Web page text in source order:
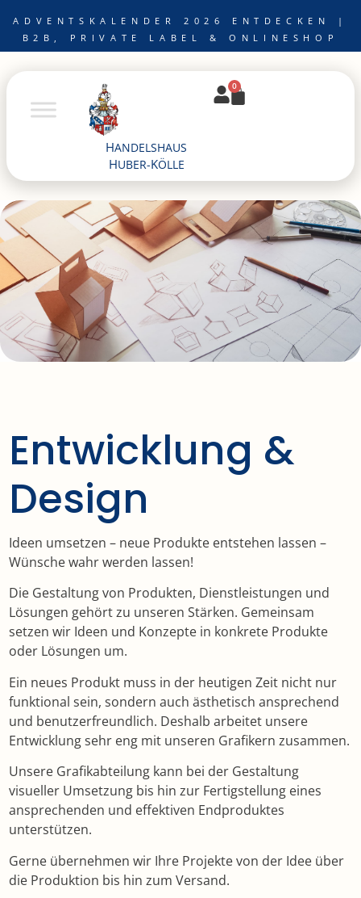
Inhalt
springen
ADVENTSKALENDER 2026 ENTDECKEN |
B2B, PRIVATE LABEL & ONLINESHOP
HANDELSHAUS
HUBER-KÖLLE
0
Warenkorb
Entwicklung &
Design
Ideen umsetzen – neue Produkte entstehen lassen –
Wünsche wahr werden lassen!
Die Gestaltung von Produkten, Dienstleistungen und
Lösungen gehört zu unseren Stärken. Gemeinsam
setzen wir Ideen und Konzepte in konkrete Produkte
oder Lösungen um.
Ein neues Produkt muss in der heutigen Zeit nicht nur
funktional sein, sondern auch ästhetisch ansprechend
und benutzerfreundlich. Deshalb arbeitet unsere
Entwicklung sehr eng mit unseren Grafikern zusammen.
Unsere Grafikabteilung kann bei der Gestaltung
visueller Umsetzung bis hin zur Fertigstellung eines
ansprechenden und effektiven Endproduktes
unterstützen.
Gerne übernehmen wir Ihre Projekte von der Idee über
die Produktion bis hin zum Versand.